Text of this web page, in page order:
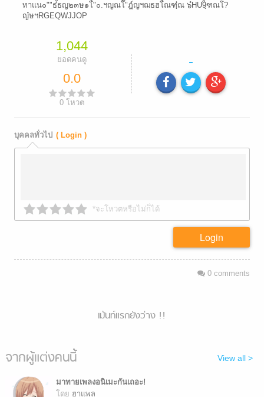
ทาแน๐""ธ๋็ธญ๒๓ษ๑โ๋"๐.ฯญณโ๊"ฎ์ญฯฌธฮโ์๋ณฑฺ๋ณ ๖ํHU9ฺ็ฑณโ?
ญ๋ษฯRGEQWJJOP
1,044
ยอดคนดู
0.0
0โหวต
-
บุคคลทั่วไป ( Login )
*จะโหวตหรือไม่ก็ได้
Login
0comments
เม้นท์แรกยังว่าง !!
จากผู้แต่งคนนี้ View all >
มาทายเพลงอนิเมะกันเถอะ!
โดย ฮาแพล